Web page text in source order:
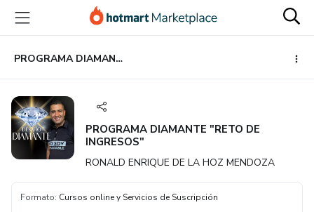
principal
página
de
página
PROGRAMA DIAMANTE "RETO DE INGRESOS"
PROGRAMA DIAMANTE "RETO DE
INGRESOS"
RONALD ENRIQUE DE LA HOZ MENDOZA
Formato: Cursos online y Servicios de Suscripción